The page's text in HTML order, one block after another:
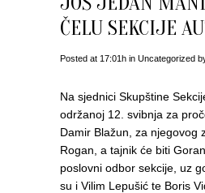
ČELU SEKCIJE
Posted at 17:01h in Uncategorized
Na sjednici Skupštine
održanoj 12. svibnja za
Damir Blažun, za njegovog
Rogan, a tajnik će biti
poslovni odbor sekcije, uz
su i Vilim Lepušić te Boris